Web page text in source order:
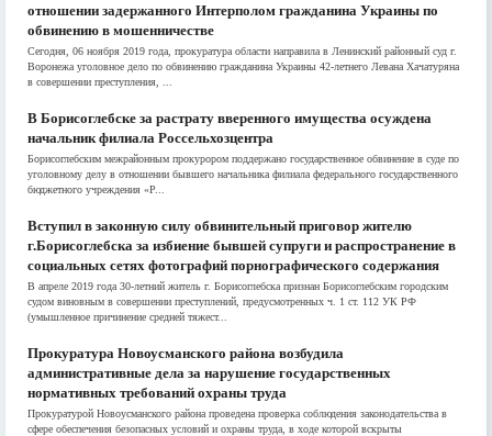
отношении задержанного Интерполом гражданина Украины по
обвинению в мошенничестве
Сегодня, 06 ноября 2019 года, прокуратура области направила в Ленинский районный суд г.
Воронежа уголовное дело по обвинению гражданина Украины 42-летнего Левана Хачатуряна
в совершении преступления, ...
В Борисоглебске за растрату вверенного имущества осуждена
начальник филиала Россельхозцентра
Борисоглебским межрайонным прокурором поддержано государственное обвинение в суде по
уголовному делу в отношении бывшего начальника филиала федерального государственного
бюджетного учреждения «Р...
Вступил в законную силу обвинительный приговор жителю
г.Борисоглебска за избиение бывшей супруги и распространение в
социальных сетях фотографий порнографического содержания
В апреле 2019 года 30-летний житель г. Борисоглебска признан Борисоглебским городским
судом виновным в совершении преступлений, предусмотренных ч. 1 ст. 112 УК РФ
(умышленное причинение средней тяжест...
Прокуратура Новоусманского района возбудила
административные дела за нарушение государственных
нормативных требований охраны труда
Прокуратурой Новоусманского района проведена проверка соблюдения законодательства в
сфере обеспечения безопасных условий и охраны труда, в ходе которой вскрыты